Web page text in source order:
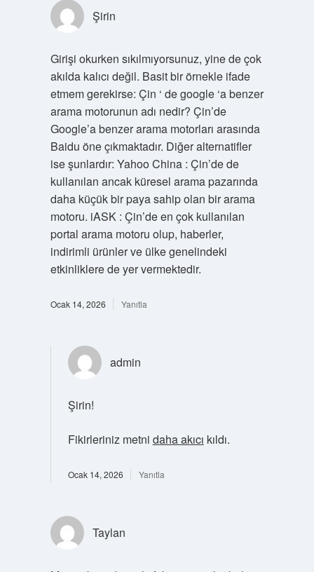
Şirin
Girişi okurken sıkılmıyorsunuz, yine de çok
akılda kalıcı değil. Basit bir örnekle ifade
etmem gerekirse: Çin ‘ de google ‘a benzer
arama motorunun adı nedir? Çin’de
Google’a benzer arama motorları arasında
Baidu öne çıkmaktadır. Diğer alternatifler
ise şunlardır: Yahoo China : Çin’de de
kullanılan ancak küresel arama pazarında
daha küçük bir paya sahip olan bir arama
motoru. iASK : Çin’de en çok kullanılan
portal arama motoru olup, haberler,
indirimli ürünler ve ülke genelindeki
etkinliklere de yer vermektedir.
Ocak 14, 2026 Yanıtla
admin
Şirin!
Fikirleriniz metni daha akıcı kıldı.
Ocak 14, 2026 Yanıtla
Taylan